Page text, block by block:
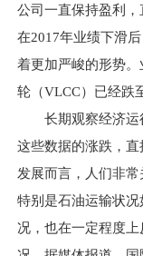
公司一直保持盈利，
在2017年业绩下滑
着更加严峻的形势
轮（VLCC）已经跌
长期观察经济运行
这些数据的涨跌，
发展而言，人们非
特别是石油运输状
况，也在一定程度